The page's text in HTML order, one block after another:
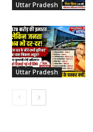
Uttar Pradesh
Uttar Pradesh